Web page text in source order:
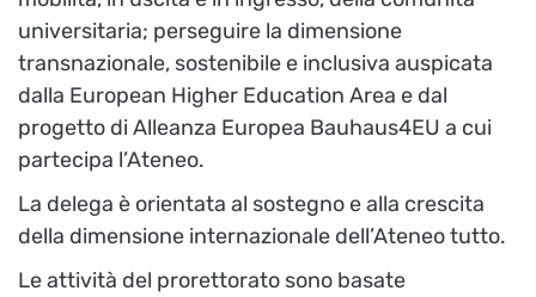
universitaria; perseguire la dimensione
transnazionale, sostenibile e inclusiva auspicata
dalla European Higher Education Area e dal
progetto di Alleanza Europea Bauhaus4EU a cui
partecipa l’Ateneo.
La delega è orientata al sostegno e alla crescita
della dimensione internazionale dell’Ateneo tutto.
Le attività del prorettorato sono basate